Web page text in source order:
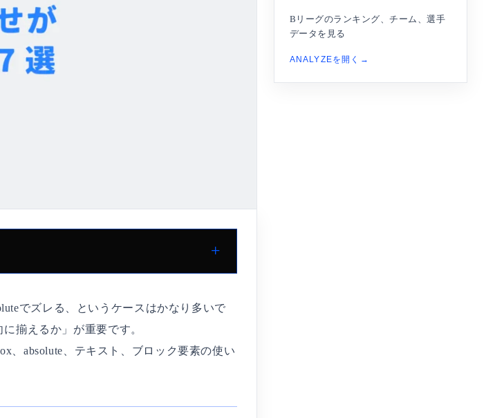
でズレる、というケースはかなり多いで
揃えるか」が重要です。
、absolute、テキスト、ブロック要素の使い
Bリーグのランキング、チーム、選手
データを見る
ANALYZEを開く